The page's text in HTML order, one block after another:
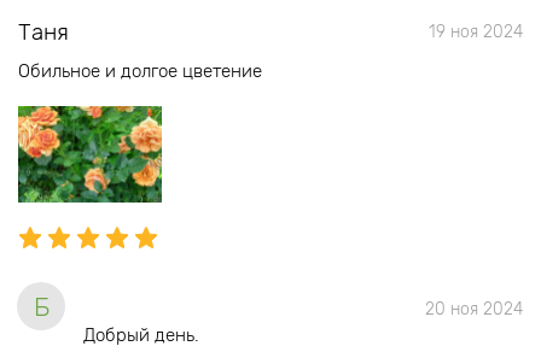
Таня 19 ноя 2024
Обильное и долгое цветение
Б 20 ноя 2024
Добрый день.